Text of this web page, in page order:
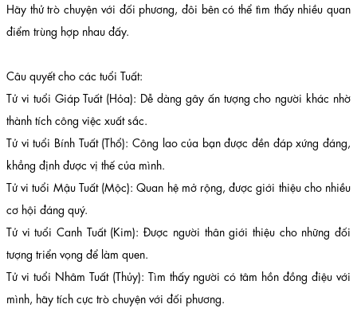
Hãy thử trò chuyện với đối phương, đôi bên có thể tìm thấy nhiều quan
điểm trùng hợp nhau đấy.
Câu quyết cho các tuổi Tuất:
Tử vi tuổi Giáp Tuất (Hỏa): Dễ dàng gây ấn tượng cho người khác nhờ
thành tích công việc xuất sắc.
Tử vi tuổi Bính Tuất (Thổ): Công lao của bạn được đền đáp xứng đáng,
khẳng định được vị thế của mình.
Tử vi tuổi Mậu Tuất (Mộc): Quan hệ mở rộng, được giới thiệu cho nhiều
cơ hội đáng quý.
Tử vi tuổi Canh Tuất (Kim): Được người thân giới thiệu cho những đối
tượng triển vọng để làm quen.
Tử vi tuổi Nhâm Tuất (Thủy): Tìm thấy người có tâm hồn đồng điệu với
mình, hãy tích cực trò chuyện với đối phương.